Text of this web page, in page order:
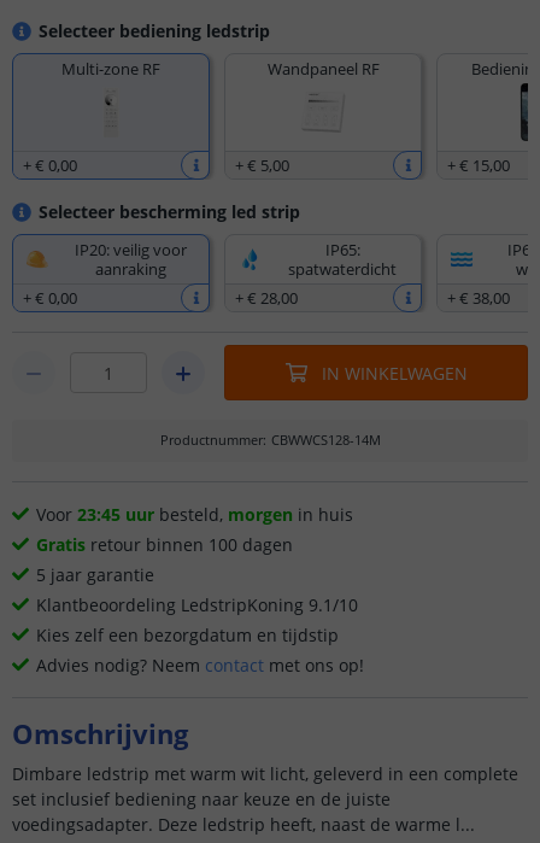
Selecteer bediening ledstrip
Multi-zone RF
+€ 0,00
Wandpaneel RF
+€ 5,00 +€ 15,00
Selecteer bescherming led strip
IP20: veilig voor
aanraking
+€ 0,00
IP65:
spatwaterdicht
+€ 28,00
+€ 38,00
IN WINKELWAGEN
Productnummer: CBWWCS128-14M
Voor 23:45 uur besteld, morgen in huis
Gratis retour binnen 100 dagen
5 jaar garantie
Klantbeoordeling LedstripKoning 9.1/10
Kies zelf een bezorgdatum en tijdstip
Advies nodig? Neem contact met ons op!
Omschrijving
Dimbare ledstrip met warm wit licht, geleverd in een complete
set inclusief bediening naar keuze en de juiste
voedingsadapter. Deze ledstrip heeft, naast de warme l...